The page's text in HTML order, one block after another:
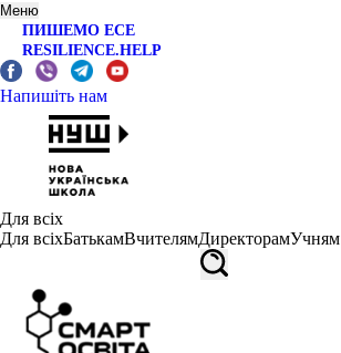
Меню
ПИШЕМО ЕСЕ
RESILIENCE.HELP
Напишіть нам
Для всіх
Для всіхБатькамВчителямДиректорамУчням